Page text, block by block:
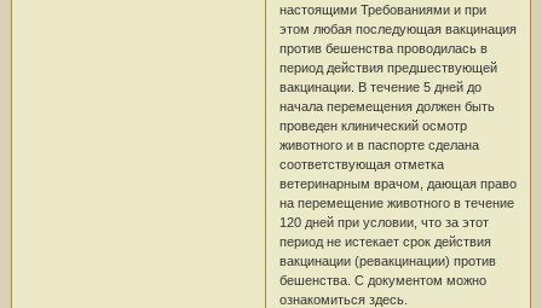
настоящими Требованиями и при
этом любая последующая вакцинация
против бешенства проводилась в
период действия предшествующей
вакцинации. В течение 5 дней до
начала перемещения должен быть
проведен клинический осмотр
животного и в паспорте сделана
соответствующая отметка
ветеринарным врачом, дающая право
на перемещение животного в течение
120 дней при условии, что за этот
период не истекает срок действия
вакцинации (ревакцинации) против
бешенства. С документом можно
ознакомиться здесь.